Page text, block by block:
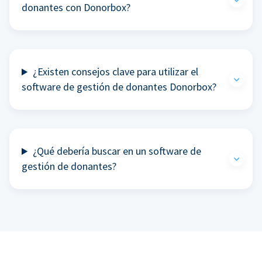
donantes con Donorbox?
¿Existen consejos clave para utilizar el
software de gestión de donantes Donorbox?
¿Qué debería buscar en un software de
gestión de donantes?